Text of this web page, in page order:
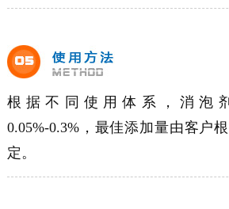
根据不同使用体系，消泡
0.05%-0.3%，最佳添加量由客户
定。